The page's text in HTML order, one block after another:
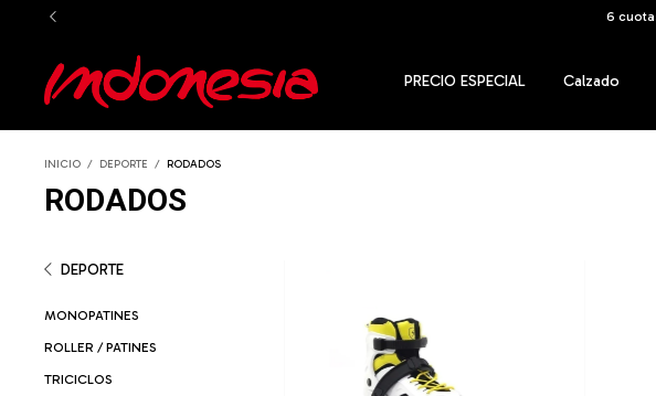
PRECIO ESPECIAL Calzado
INICIO / DEPORTE / RODADOS
RODADOS
DEPORTE
MONOPATINES
ROLLER / PATINES
TRICICLOS